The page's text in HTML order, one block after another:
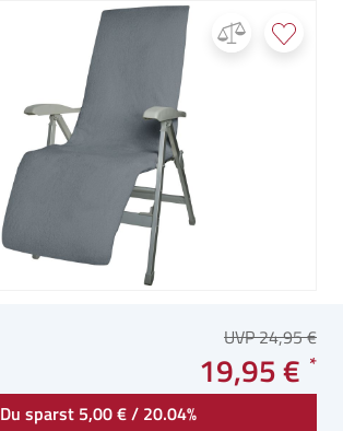
UVP 24,95 €
19,95 €
Du sparst 5,00 € / 20.04%